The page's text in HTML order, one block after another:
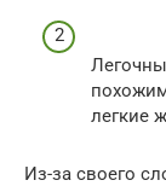
легкие
Из-за своего